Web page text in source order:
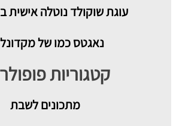
עוגת שוקולד נוטלה אישית
נאגטס כמו של
קטגוריות
מתכוניםלשבת